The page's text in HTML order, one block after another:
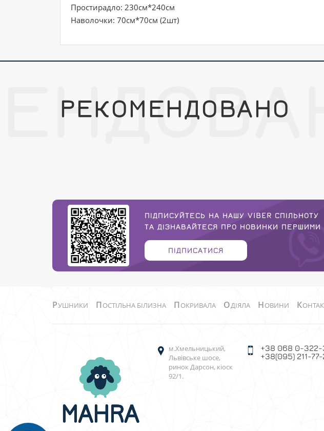
Простирадло: 230см*240см
Наволочки: 70см*70см (2шт)
РЕКОМЕНДОВАНО
ПІДПИСУЙТЕСЬ НА НАШУ VIBER СПІЛЬНОТУ
ТА ДІЗНАВАЙТЕСЯ ПРО НОВИНКИ ПЕРШИМИ
ПІДПИСАТИСЯ
РУШНИКИ ПОСТІЛЬНА БІЛИЗНА ПОКРИВАЛА ОДІЯЛА НОВИНИ К
м.Хмельницький,
Львівське шосе,
ринок Дарсон, кіоск
92/1.
+38 068 0-322-
+38(095) 211-77-